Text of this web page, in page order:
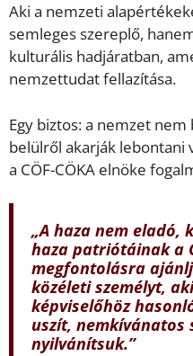
Aki a nemzeti
semleges szereplő,
kulturális hadjáratban,
nemzettudat fellazítása.
Egy biztos: a nemzet
belülről akarják lebontani
a CÖF-CÖKA elnöke
„A haza nem eladó,
haza patriótáinak a
megfontolásra
közéleti személyt,
képviselőhöz
uszít, nemkívánatos
nyilvánítsuk.”